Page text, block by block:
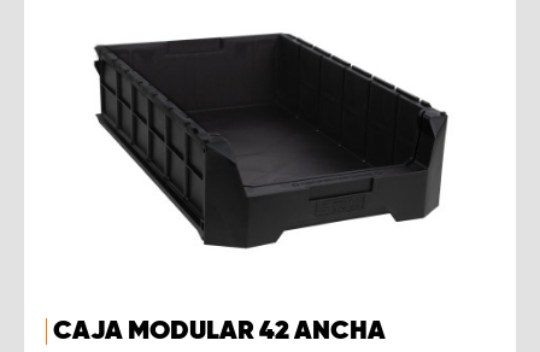
CAJA MODULAR 42 ANCHA